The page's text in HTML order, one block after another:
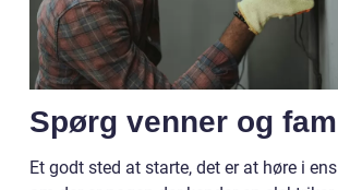
Spørg venner og
Et godt sted at starte, det er at høre i